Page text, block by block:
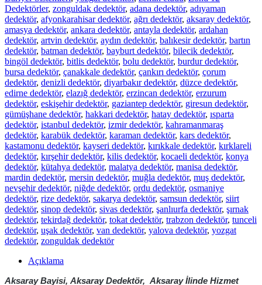
Dedektörler, zonguldak dedektör, adana dedektör, adıyaman
dedektör, afyonkarahisar dedektör, ağrı dedektör, aksaray dedektör,
amasya dedektör, ankara dedektör, antayla dedektör, ardahan
dedektör, artvin dedektör, aydın dedektör, balıkesir dedektör, bartın
dedektör, batman dedektör, bayburt dedektör, bilecik dedektör,
bingöl dedektör, bitlis dedektör, bolu dedektör, burdur dedektör,
bursa dedektör, çanakkale dedektör, çankırı dedektör, çorum
dedektör, denizli dedektör, diyarbakır dedektör, düzce dedektör,
edirne dedektör, elazığ dedektör, erzincan dedektör, erzurum
dedektör, eskişehir dedektör, gaziantep dedektör, giresun dedektör,
gümüşhane dedektör, hakkari dedektör, hatay dedektör, ısparta
dedektör, istanbul dedektör, izmir dedektör, kahramanmaraş
dedektör, karabük dedektör, karaman dedektör, kars dedektör,
kastamonu dedektör, kayseri dedektör, kırıkkale dedektör, kırklareli
dedektör, kırşehir dedektör, kilis dedektör, kocaeli dedektör, konya
dedektör, kütahya dedektör, malatya dedektör, manisa dedektör,
mardin dedektör, mersin dedektör, muğla dedektör, muş dedektör,
nevşehir dedektör, niğde dedektör, ordu dedektör, osmaniye
dedektör, rize dedektör, sakarya dedektör, samsun dedektör, siirt
dedektör, sinop dedektör, sivas dedektör, şanlıurfa dedektör, şırnak
dedektör, tekirdağ dedektör, tokat dedektör, trabzon dedektör, tunceli
dedektör, uşak dedektör, van dedektör, yalova dedektör, yozgat
dedektör, zonguldak dedektör
Açıklama
Aksaray Bayisi, AksarayDedektör, Aksarayİlinde Hizmet